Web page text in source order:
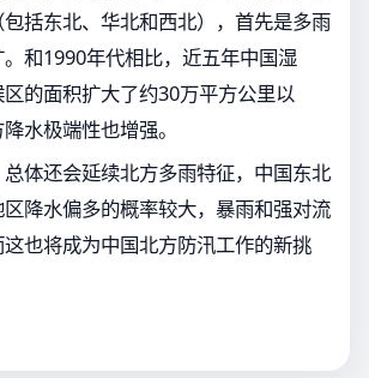
括东北、华北和西北），首先是多雨
和1990年代相比，近五年中国湿
的面积扩大了约30万平方公里以
水极端性也增强。
体还会延续北方多雨特征，中国东北
降水偏多的概率较大，暴雨和强对流
也将成为中国北方防汛工作的新挑